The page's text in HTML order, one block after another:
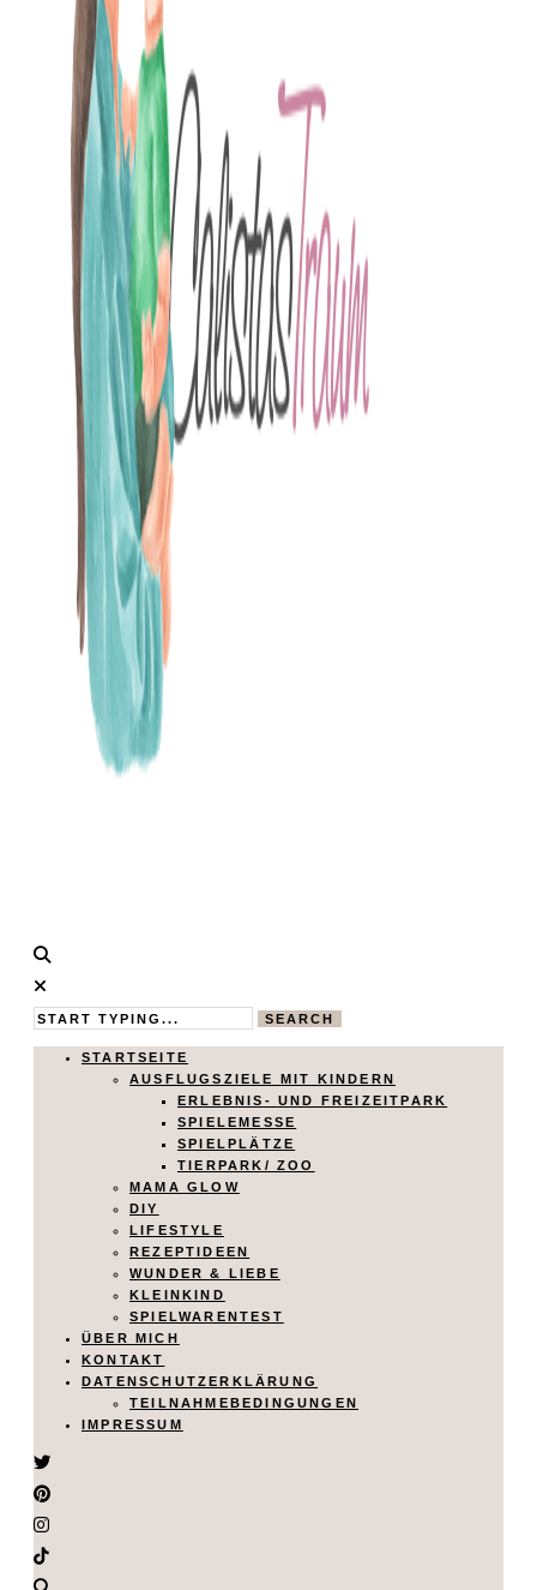
Calistas
Traum
MAMABLOG
SEARCH
STARTSEITE
AUSFLUGSZIELE MIT KINDERN
ERLEBNIS- UND FREIZEITPARK
SPIELEMESSE
SPIELPLÄTZE
TIERPARK/ ZOO
MAMA GLOW
DIY
LIFESTYLE
REZEPTIDEEN
WUNDER & LIEBE
KLEINKIND
SPIELWARENTEST
ÜBER MICH
KONTAKT
DATENSCHUTZERKLÄRUNG
TEILNAHMEBEDINGUNGEN
IMPRESSUM